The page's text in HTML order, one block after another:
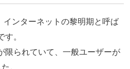
インターネットの黎明期と呼ば
。
限られていて、一般ユーザーが
。